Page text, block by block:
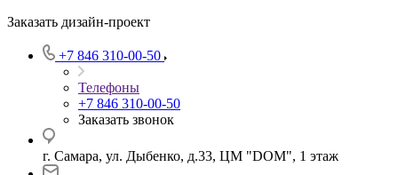
Заказать дизайн-проект
+7 846 310-00-50
Телефоны
+7 846 310-00-50
Заказать звонок
г. Самара, ул. Дыбенко, д.33, ЦМ "DOM", 1 этаж